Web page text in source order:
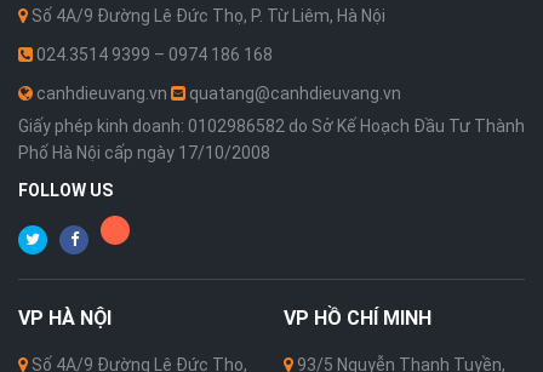
Số 4A/9 Đường Lê Đức Thọ, P. Từ Liêm, Hà Nội
024.3514 9399 – 0974 186 168
canhdieuvang.vn
quatang@canhdieuvang.vn
Giấy phép kinh doanh: 0102986582 do Sở Kế Hoạch Đầu Tư Thành
Phố Hà Nội cấp ngày 17/10/2008
FOLLOW US
VP HÀ NỘI
Số 4A/9 Đường Lê Đức Thọ,
VP HỒ CHÍ MINH
93/5 Nguyễn Thanh Tuyền,